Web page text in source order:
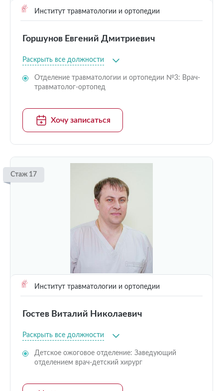
Институт травматологии и ортопедии
Горшунов Евгений Дмитриевич
Раскрыть все должности
Отделение травматологии и ортопедии №3: Врач-
травматолог-ортопед
Хочу записаться
Стаж 17
Институт травматологии и ортопедии
Гостев Виталий Николаевич
Раскрыть все должности
Детское ожоговое отделение: Заведующий
отделением врач-детский хирург